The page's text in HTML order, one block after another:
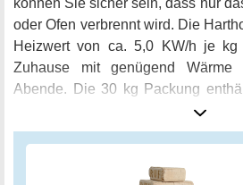
können Sie sicher sein, dass nur
oder Ofen verbrennt wird. Die
Heizwert von ca. 5,0 KW/h je
Zuhause mit genügend Wärme
Abende. Die 30 kg Packung
Briketts, die sofort verwendbar und
alle, die schnell und bequem eine
Verwendung von nachwachsenden